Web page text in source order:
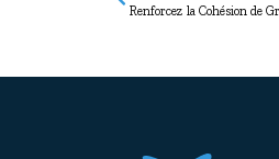
Renforcez la Cohésion de